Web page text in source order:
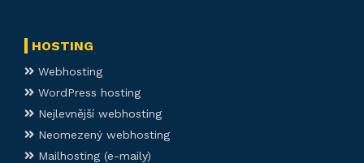
HOSTING
Webhosting
WordPress hosting
Nejlevnější webhosting
Neomezený webhosting
Mailhosting (e-maily)